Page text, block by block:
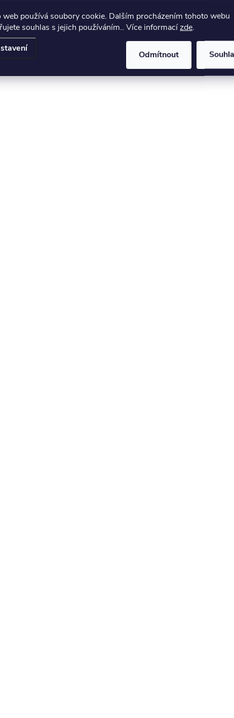
web používá soubory cookie. Dalším procházením tohoto webu
souhlas s jejich používáním.. Více informacízde.
Odmítnout